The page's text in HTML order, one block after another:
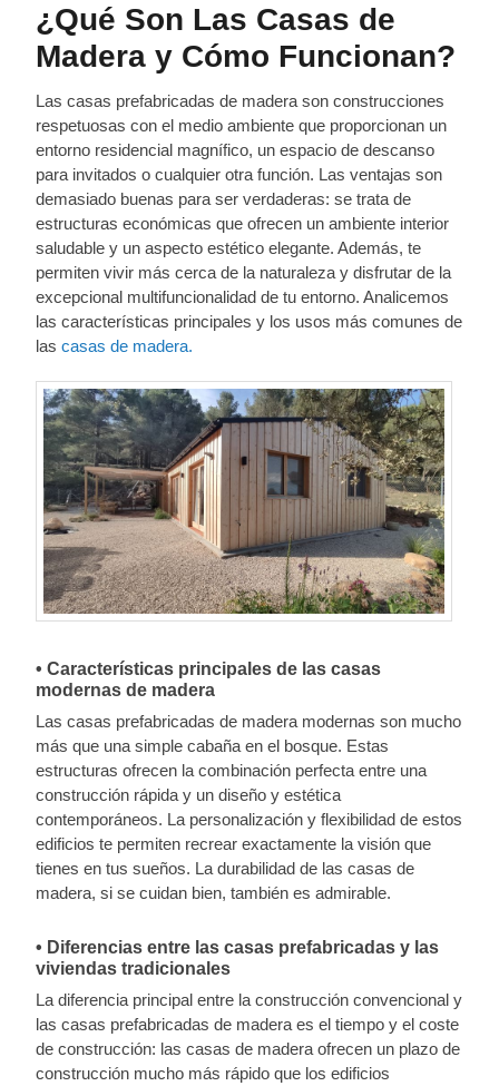
¿Qué Son Las Casas de
Madera y Cómo Funcionan?
Las casas prefabricadas de madera son construcciones
respetuosas con el medio ambiente que proporcionan un
entorno residencial magnífico, un espacio de descanso
para invitados o cualquier otra función. Las ventajas son
demasiado buenas para ser verdaderas: se trata de
estructuras económicas que ofrecen un ambiente interior
saludable y un aspecto estético elegante. Además, te
permiten vivir más cerca de la naturaleza y disfrutar de la
excepcional multifuncionalidad de tu entorno. Analicemos
las características principales y los usos más comunes de
las casas de madera.
• Características principales de las casas
modernas de madera
Las casas prefabricadas de madera modernas son mucho
más que una simple cabaña en el bosque. Estas
estructuras ofrecen la combinación perfecta entre una
construcción rápida y un diseño y estética
contemporáneos. La personalización y flexibilidad de estos
edificios te permiten recrear exactamente la visión que
tienes en tus sueños. La durabilidad de las casas de
madera, si se cuidan bien, también es admirable.
• Diferencias entre las casas prefabricadas y las
viviendas tradicionales
La diferencia principal entre la construcción convencional y
las casas prefabricadas de madera es el tiempo y el coste
de construcción: las casas de madera ofrecen un plazo de
construcción mucho más rápido que los edificios